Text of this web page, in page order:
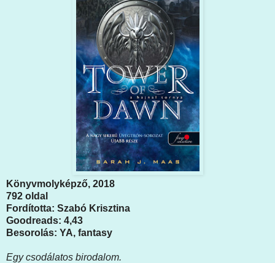
Könyvmolyképző, 2018
792 oldal
Fordította: Szabó Krisztina
Goodreads: 4,43
Besorolás: YA, fantasy
Egy csodálatos birodalom.